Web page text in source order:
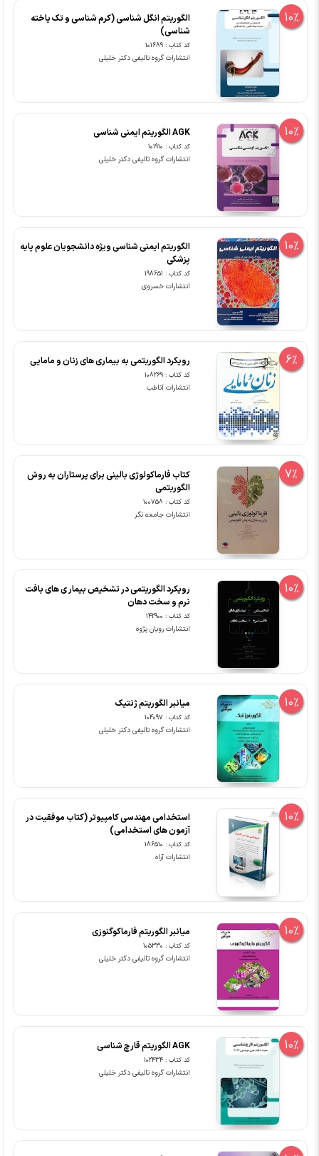
10%
الگوریتم انگل شناسی (کرم شناسی و تک یاخته
شناسی)
کد کتاب : 101689
انتشارات گروه تالیفی دکتر خلیلی
10% AGK الگوریتم ایمنی شناسی
کد کتاب : 101910
انتشارات گروه تالیفی دکتر خلیلی
10%
الگوریتم ایمنی شناسی ویژه دانشجویان علوم پایه
پزشکی
کد کتاب : 198651
انتشارات خسروی
6% رویکرد الگوریتمی به بیماری های زنان و مامایی
کد کتاب : 108269
انتشارات آناطب
7%
کتاب فارماکولوژی بالینی برای پرستاران به روش
الگوریتمی
کد کتاب : 100758
انتشارات جامعه نگر
10%
رویکرد الگوریتمی در تشخیص بیمار ی های بافت
نرم و سخت دهان
کد کتاب : 142900
انتشارات رویان پژوه
10% میانبر الگوریتم ژنتیک
کد کتاب : 104097
انتشارات گروه تالیفی دکتر خلیلی
10%
استخدامی مهندسی کامپیوتر (کتاب موفقیت در
آزمون های استخدامی)
کد کتاب : 186510
انتشارات آراه
10% میانبر الگوریتم فارماکوگنوزی
کد کتاب : 105330
انتشارات گروه تالیفی دکتر خلیلی
10% AGK الگوریتم قارچ شناسی
کد کتاب : 102434
انتشارات گروه تالیفی دکتر خلیلی